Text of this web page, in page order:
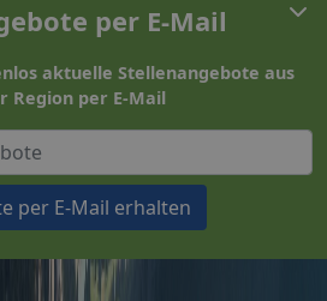
per E-Mail
aktuelle Stellenangebote aus
Region per E-Mail
per E-Mail erhalten